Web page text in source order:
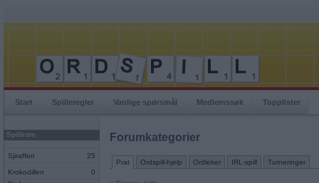
Start Spilleregler Vanlige spørsmål Medlemssøk Topplister
Spillrom
Sjiraffen 25
Krokodillen
0
Forumkategorier
Prat Ordspill-hjelp Ordleker IRL-spill Turneringer